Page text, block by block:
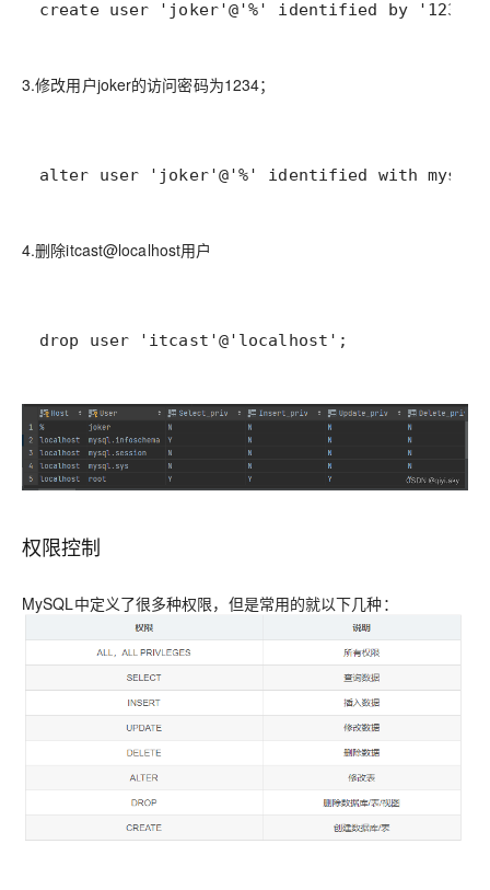
create user 'joker'@'%' identified by
3.修改用户joker的访问密码为1234；
alter user 'joker'@'%' identified with
4.删除itcast@localhost用户
drop user 'itcast'@'localhost';
权限控制
MySQL中定义了很多种权限，但是常用的就以下几种：